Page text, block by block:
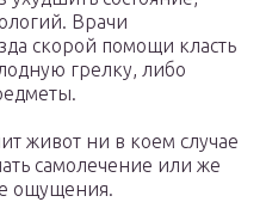
Врачи
скорой помощи класть
грелку, либо
живот ни в коем случае
самолечение или же
ощущения.